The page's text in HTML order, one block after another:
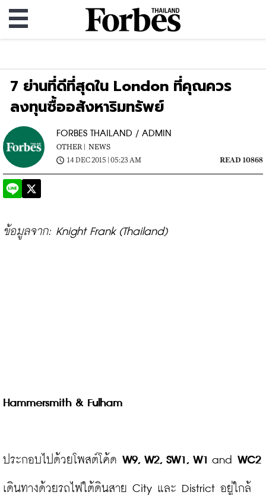
7 ย่านที่ดีที่สุดใน London ที่คุณควร
ลงทุนซื้ออสังหาริมทรัพย์
FORBES THAILAND / ADMIN
OTHER |
NEWS
14 DEC 2015 | 05:23 AM
READ 10868
ข้อมูลจาก: Knight Frank (Thailand)
Hammersmith & Fulham
ประกอบไปด้วยโพสต์โค้ด W9, W2, SW1, W1 and WC2
เดินทางด้วยรถไฟใต้ดินสาย City และ District อยู่ใกล้